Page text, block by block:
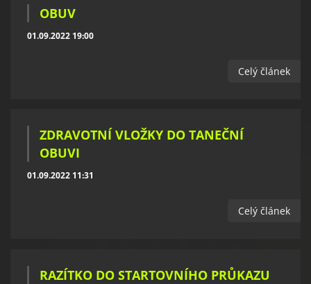
OBUV
01.09.2022 19:00
Celý článek
ZDRAVOTNÍ VLOŽKY DO TANEČNÍ
OBUVI
01.09.2022 11:31
Celý článek
RAZÍTKO DO STARTOVNÍHO PRŮKAZU